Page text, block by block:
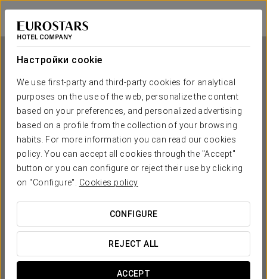
Настройки cookie
We use first-party and third-party cookies for analytical
purposes on the use of the web, personalize the content
based on your preferences, and personalized advertising
based on a profile from the collection of your browsing
habits. For more information you can read our cookies
policy. You can accept all cookies through the "Accept"
button or you can configure or reject their use by clicking
on "Configure". Cookies policy
CONFIGURE
REJECT ALL
ACCEPT
Eurostars Matosinhos
ПОРТУ - МАТОЗИНЬЮШ
Eurostars Matosinhos
ПОРТУ - МАТОЗИНЬЮШ
 